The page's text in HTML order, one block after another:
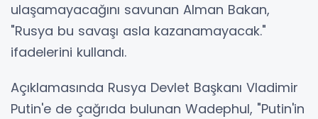
ulaşamayacağını savunan Alman Bakan,
"Rusya bu savaşı asla kazanamayacak."
ifadelerini kullandı.
Açıklamasında Rusya Devlet Başkanı Vladimir
Putin'e de çağrıda bulunan Wadephul, "Putin'in